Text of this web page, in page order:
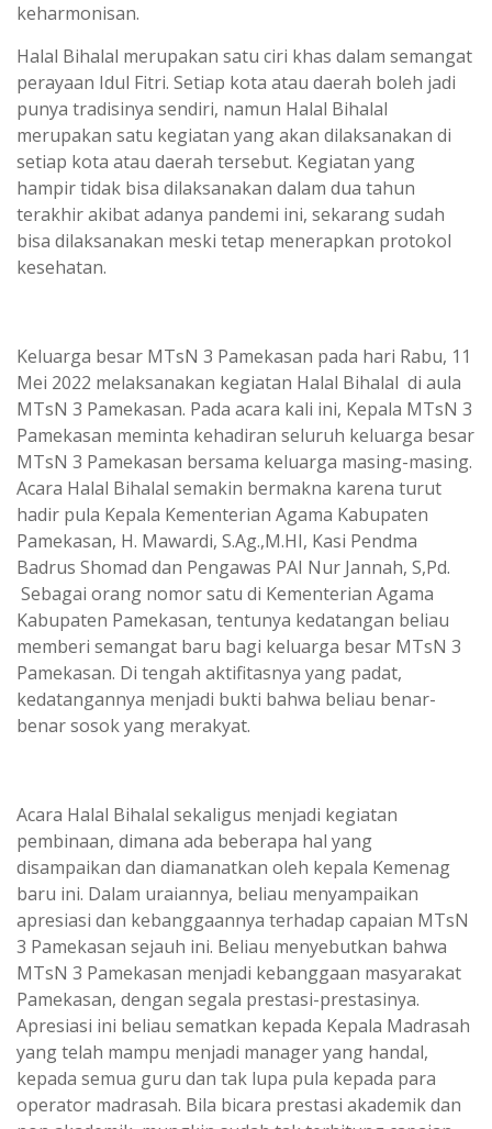
keharmonisan.
Halal Bihalal merupakan satu ciri khas dalam semangat
perayaan Idul Fitri. Setiap kota atau daerah boleh jadi
punya tradisinya sendiri, namun Halal Bihalal
merupakan satu kegiatan yang akan dilaksanakan di
setiap kota atau daerah tersebut. Kegiatan yang
hampir tidak bisa dilaksanakan dalam dua tahun
terakhir akibat adanya pandemi ini, sekarang sudah
bisa dilaksanakan meski tetap menerapkan protokol
kesehatan.
Keluarga besar MTsN 3 Pamekasan pada hari Rabu, 11
Mei 2022 melaksanakan kegiatan Halal Bihalal di aula
MTsN 3 Pamekasan. Pada acara kali ini, Kepala MTsN 3
Pamekasan meminta kehadiran seluruh keluarga besar
MTsN 3 Pamekasan bersama keluarga masing-masing.
Acara Halal Bihalal semakin bermakna karena turut
hadir pula Kepala Kementerian Agama Kabupaten
Pamekasan, H. Mawardi, S.Ag.,M.HI, Kasi Pendma
Badrus Shomad dan Pengawas PAI Nur Jannah, S,Pd.
Sebagai orang nomor satu di Kementerian Agama
Kabupaten Pamekasan, tentunya kedatangan beliau
memberi semangat baru bagi keluarga besar MTsN 3
Pamekasan. Di tengah aktifitasnya yang padat,
kedatangannya menjadi bukti bahwa beliau benar-
benar sosok yang merakyat.
Acara Halal Bihalal sekaligus menjadi kegiatan
pembinaan, dimana ada beberapa hal yang
disampaikan dan diamanatkan oleh kepala Kemenag
baru ini. Dalam uraiannya, beliau menyampaikan
apresiasi dan kebanggaannya terhadap capaian MTsN
3 Pamekasan sejauh ini. Beliau menyebutkan bahwa
MTsN 3 Pamekasan menjadi kebanggaan masyarakat
Pamekasan, dengan segala prestasi-prestasinya.
Apresiasi ini beliau sematkan kepada Kepala Madrasah
yang telah mampu menjadi manager yang handal,
kepada semua guru dan tak lupa pula kepada para
operator madrasah. Bila bicara prestasi akademik dan